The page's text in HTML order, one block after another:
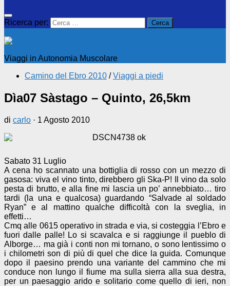
Ricerca per:
Viaggi in Autonomia Muscolare
Camino del Ebro 2010 / Viaggi a piedi
Dìa07 Sàstago – Quinto, 26,5km
di carlo · 1 Agosto 2010
Sabato 31 Luglio
A cena ho scannato una bottiglia di rosso con un mezzo di
gasosa: viva el vino tinto, direbbero gli Ska-P! Il vino da solo
pesta di brutto, e alla fine mi lascia un po’ annebbiato… tiro
tardi (la una e qualcosa) guardando “Salvade al soldado
Ryan” e al mattino qualche difficoltà con la sveglia, in
effetti…
Cmq alle 0615 operativo in strada e via, si costeggia l’Ebro e
fuori dalle palle! Lo si scavalca e si raggiunge il pueblo di
Alborge… ma già i conti non mi tornano, o sono lentissimo o
i chilometri son di più di quel che dice la guida. Comunque
dopo il paesino prendo una variante del cammino che mi
conduce non lungo il fiume ma sulla sierra alla sua destra,
per un paesaggio arido e solitario come quello di ieri, non